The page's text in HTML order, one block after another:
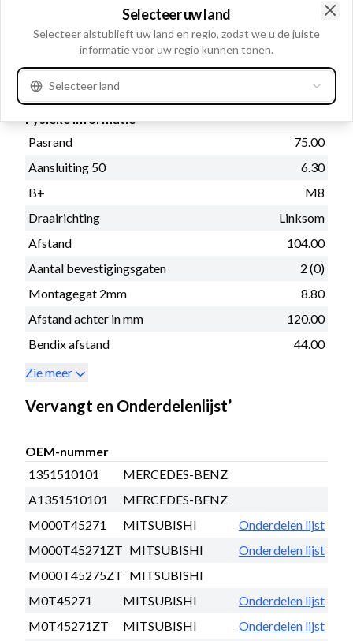
Cataloog informatie
Prod. info
Fysieke informatie
Pasrand
75.00
Aansluiting 50
6.30
B+
M8
Draairichting
Linksom
Afstand
104.00
Aantal bevestigingsgaten
2 (0)
Montagegat 2mm
8.80
Afstand achter in mm
120.00
Bendix afstand
44.00
Zie meer
Vervangt en Onderdelenlijst’
OEM-nummer
1351510101
MERCEDES-BENZ
A1351510101
MERCEDES-BENZ
M000T45271
MITSUBISHI
Onderdelen lijst
M000T45271ZT MITSUBISHI
Onderdelen lijst
M000T45275ZT MITSUBISHI
M0T45271
MITSUBISHI
Onderdelen lijst
M0T45271ZT
MITSUBISHI
Onderdelen lijst
Selecteer uw land
Selecteer alstublieft uw land en regio, zodat we u de juiste
informatie voor uw regio kunnen tonen.
Selecteer land